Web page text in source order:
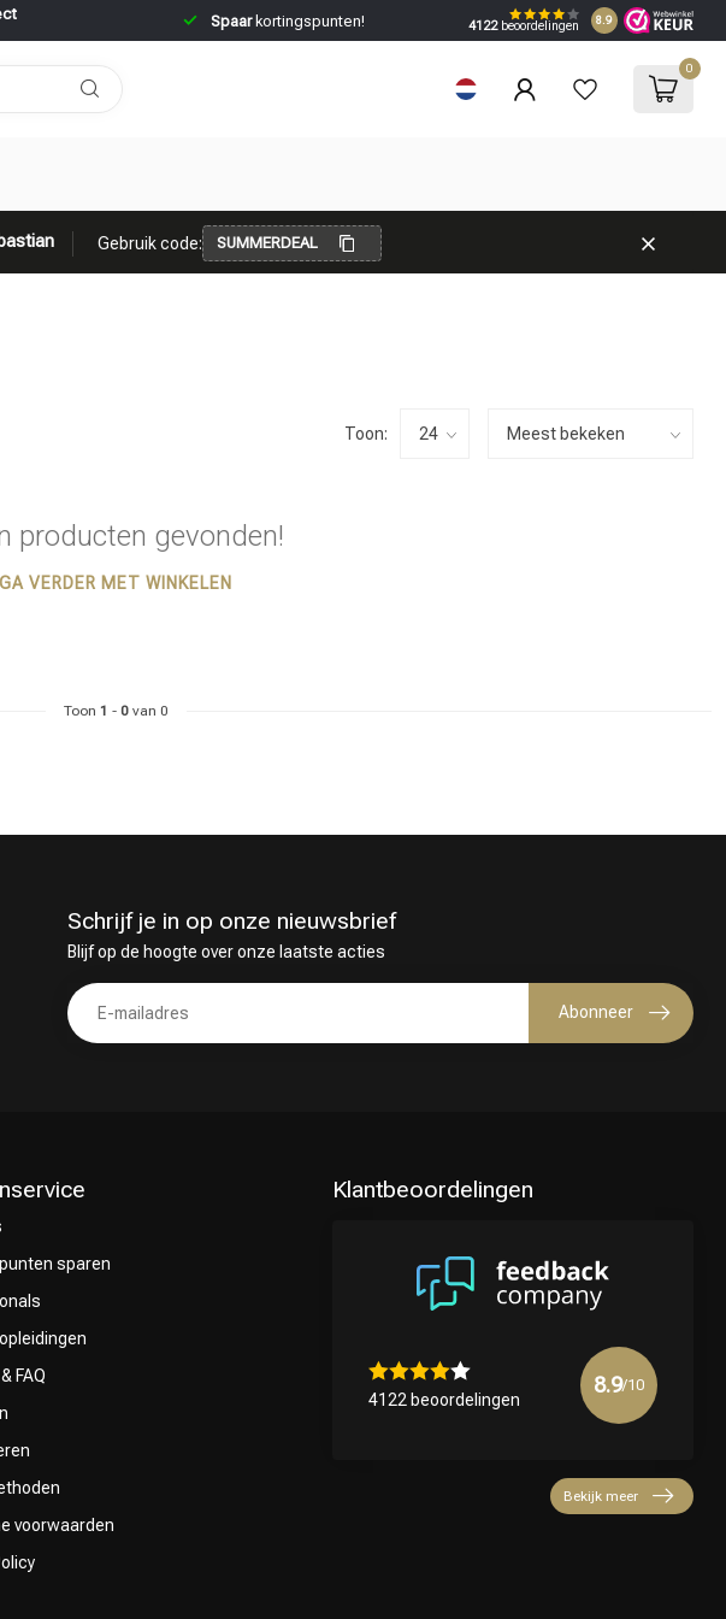
Spaarkortingspunten! 4122beoordelingen 8.9
0
Gebruik code: SUMMERDEAL
Toon:
producten gevonden!
GA VERDER MET WINKELEN
Toon 1 - 0van 0
Schrijf je in op onze nieuwsbrief
Blijf op de hoogte over onze laatste acties
Abonneer
sparen
FAQ
voorwaarden
Klantbeoordelingen
4122 beoordelingen
8.9/10
Bekijk meer